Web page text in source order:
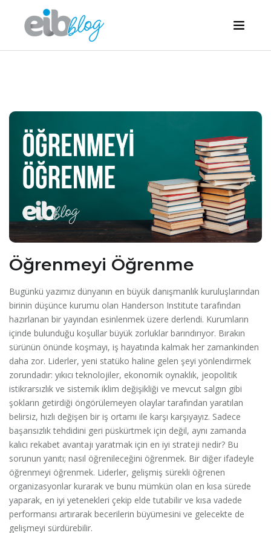
Öğrenmeyi Öğrenme
Bugünkü yazımız dünyanın en büyük danışmanlık kuruluşlarından
birinin düşünce kurumu olan Handerson Institute tarafından
hazırlanan bir yayından esinlenmek üzere derlendi. Kurumların
içinde bulunduğu koşullar büyük zorluklar barındırıyor. Bırakın
sürünün önünde koşmayı, iş hayatında kalmak her zamankinden
daha zor. Liderler, yeni statüko haline gelen şeyi yönlendirmek
zorundadır: yıkıcı teknolojiler, ekonomik oynaklık, jeopolitik
istikrarsızlık ve sistemik iklim değişikliği ve mevcut salgın gibi
şokların getirdiği öngörülemeyen olaylar tarafından yaratılan
belirsiz, hızlı değişen bir iş ortamı ile karşı karşıyayız. Sadece
başarısızlık tehdidini geri püskürtmek için değil, aynı zamanda
kalıcı rekabet avantajı yaratmak için en iyi strateji nedir? Bu
sorunun yanıtı; nasıl öğrenileceğini öğrenmek. Bir diğer ifadeyle
öğrenmeyi öğrenmek. Liderler, gelişmiş sürekli öğrenen
organizasyonlar kurarak ve bunu mümkün olan en kısa sürede
yaparak, en iyi yetenekleri çekip elde tutabilir ve kısa vadede
performansı artırarak becerilerin büyümesini ve gelecekte de
gelişmeyi sürdürebilir.